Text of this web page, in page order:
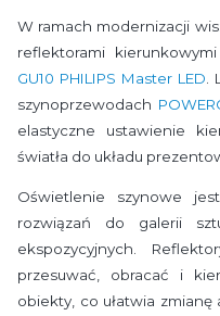
W ramach modernizacji
reflektorami
GU10 PHILIPS Master LED
szynoprzewodach
elastyczne ustawienie
światła do układu
Oświetlenie szynowe
rozwiązań do galerii
ekspozycyjnych.
przesuwać, obracać i
obiekty, co ułatwia